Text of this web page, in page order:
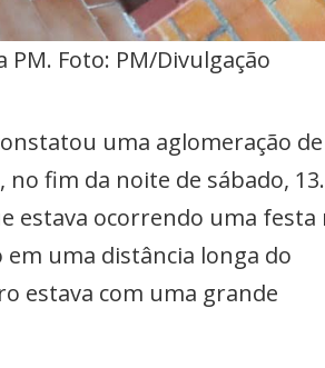
Foto: PM/Divulgação
uma aglomeração de
fim da noite de sábado, 13.
estava ocorrendo uma festa
uma distância longa do
estava com uma grande